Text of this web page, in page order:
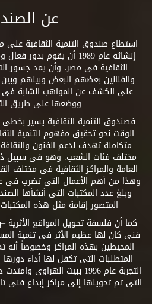
عن
استطاع صندوق التنمية الثقافية
إنشائه عام 1989 أن يقوم
الثقافية فى مصر، وأن يمد جسور
والفنانين بعضهم البعض وبينهم
على الكشف عن المواهب الشابة فى
ووضعها على طريق
فصندوق التنمية الثقافية يسير
الوقت نحو تحقيق مفهوم التنمية
متكاملة تهدف لدعم الفنون
مختلف فئات الشعب. وهو فى سبيل
العامة والمراكز الثقافية فى مختلف
وهذا من أهم الأعمال التى تضرب فى
وبلغ عدد المكتبات التى أنشأها
المتصور إقامة مثل هذه المكتبات بها
كما أن فلسفة تحويل المواقع الأثرية
فنى كان لها عظيم الأثر فى تنمية
المحيطين بهذه المراكز وخصوصاً أنه
المتطلبات التى تكفل لها أداء
التجربة عام 1996 ببيت
.. .